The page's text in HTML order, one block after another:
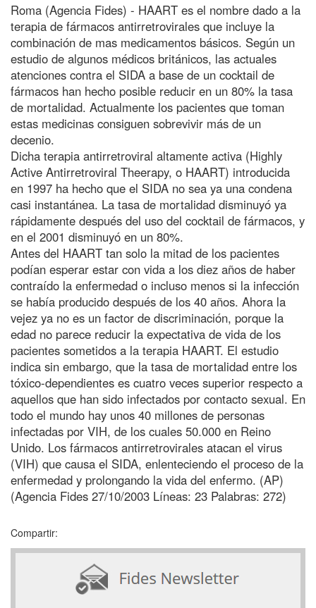
Roma (Agencia Fides) - HAART es el nombre dado a la
terapia de fármacos antirretrovirales que incluye la
combinación de mas medicamentos básicos. Según un
estudio de algunos médicos británicos, las actuales
atenciones contra el SIDA a base de un cocktail de
fármacos han hecho posible reducir en un 80% la tasa
de mortalidad. Actualmente los pacientes que toman
estas medicinas consiguen sobrevivir más de un
decenio.
Dicha terapia antirretroviral altamente activa (Highly
Active Antirretroviral Theerapy, o HAART) introducida
en 1997 ha hecho que el SIDA no sea ya una condena
casi instantánea. La tasa de mortalidad disminuyó ya
rápidamente después del uso del cocktail de fármacos, y
en el 2001 disminuyó en un 80%.
Antes del HAART tan solo la mitad de los pacientes
podían esperar estar con vida a los diez años de haber
contraído la enfermedad o incluso menos si la infección
se había producido después de los 40 años. Ahora la
vejez ya no es un factor de discriminación, porque la
edad no parece reducir la expectativa de vida de los
pacientes sometidos a la terapia HAART. El estudio
indica sin embargo, que la tasa de mortalidad entre los
tóxico-dependientes es cuatro veces superior respecto a
aquellos que han sido infectados por contacto sexual. En
todo el mundo hay unos 40 millones de personas
infectadas por VIH, de los cuales 50.000 en Reino
Unido. Los fármacos antirretrovirales atacan el virus
(VIH) que causa el SIDA, enlenteciendo el proceso de la
enfermedad y prolongando la vida del enfermo. (AP)
(Agencia Fides 27/10/2003 Líneas: 23 Palabras: 272)
Compartir: